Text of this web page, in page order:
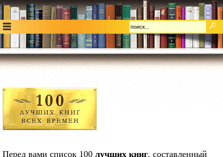
Перед вами список 100 лучших книг, составленный